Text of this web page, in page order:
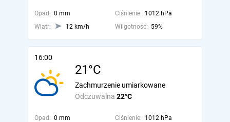
Opad: 0 mm Ciśnienie: 1012 hPa
Wiatr:
12 km/h Wilgotność: 59%
16:00
21°C
Odczuwalna 22°C
Zachmurzenie umiarkowane
Opad: 0 mm Ciśnienie: 1012 hPa